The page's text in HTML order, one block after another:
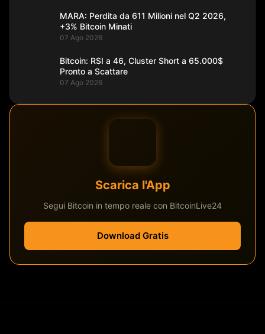
MARA: Perdita da 611 Milioni nel Q2 2026,
+3% Bitcoin Minati
07 Ago 2026
Bitcoin: RSI a 46, Cluster Short a 65.000$
Pronto a Scattare
07 Ago 2026
Scarica l'App
Segui Bitcoin in tempo reale con BitcoinLive24
Download Gratis